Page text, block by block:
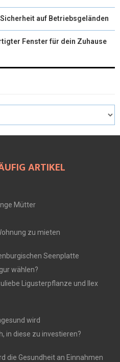
auf Betriebsgeländen
Fenster für dein Zuhause
ARTIKEL
Mütter
zu mieten
Seenplatte
wählen?
Ligusterpflanze und Ilex
wird
in diese zu investieren?
die Gesundheit an Einnahmen